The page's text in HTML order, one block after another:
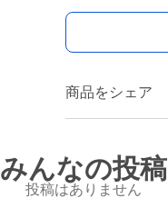
商品をシェア
みんなの投稿
投稿はありません